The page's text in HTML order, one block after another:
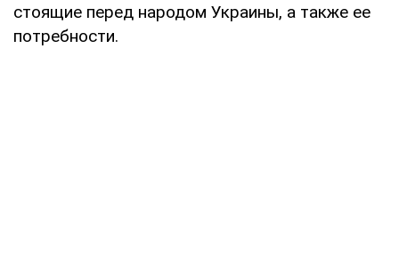
стоящие перед народом Украины, а также ее
потребности.